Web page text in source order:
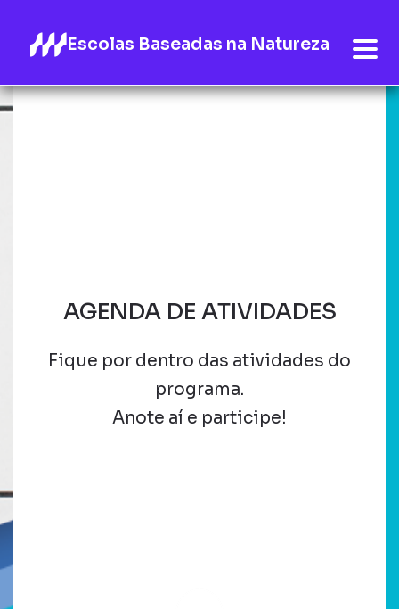
Escolas Baseadas na Natureza
AGENDA DE ATIVIDADES
Fique por dentro das atividades do
programa.
Anote aí e participe!